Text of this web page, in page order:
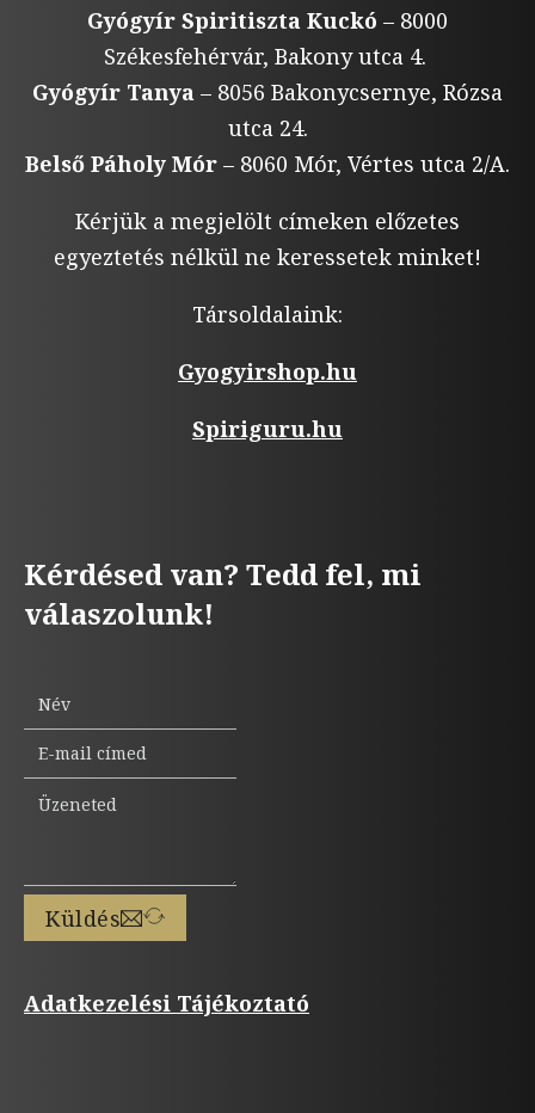
Gyógyír Spiritiszta Kuckó – 8000
Székesfehérvár, Bakony utca 4.
Gyógyír Tanya – 8056 Bakonycsernye, Rózsa
utca 24.
Belső Páholy Mór – 8060 Mór, Vértes utca 2/A.
Kérjük a megjelölt címeken előzetes
egyeztetés nélkül ne keressetek minket!
Társoldalaink:
Gyogyirshop.hu
Spiriguru.hu
Kérdésed van? Tedd fel, mi
válaszolunk!
Küldés
Adatkezelési Tájékoztató